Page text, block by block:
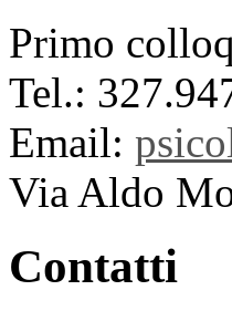
Primo
Tel.:
Email:
Via Aldo
Contatti